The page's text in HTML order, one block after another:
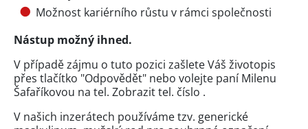
Možnost kariérního růstu v rámci společnosti
Nástup možný ihned.
V případě zájmu o tuto pozici zašlete Váš životopis
přes tlačítko "Odpovědět" nebo volejte paní Milenu
Šafaříkovou na tel. Zobrazit tel. číslo .
V našich inzerátech používáme tzv. generické